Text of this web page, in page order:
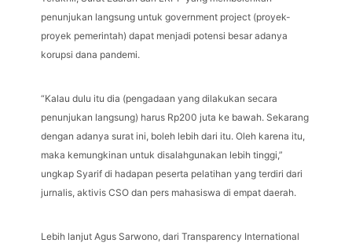
penunjukan langsung untuk government project (proyek-
proyek pemerintah) dapat menjadi potensi besar adanya
korupsi dana pandemi.
“Kalau dulu itu dia (pengadaan yang dilakukan secara
penunjukan langsung) harus Rp200 juta ke bawah. Sekarang
dengan adanya surat ini, boleh lebih dari itu. Oleh karena itu,
maka kemungkinan untuk disalahgunakan lebih tinggi,”
ungkap Syarif di hadapan peserta pelatihan yang terdiri dari
jurnalis, aktivis CSO dan pers mahasiswa di empat daerah.
Lebih lanjut Agus Sarwono, dari Transparency International